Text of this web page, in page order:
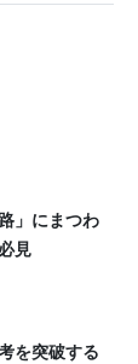
」にまつわ
見
を突破する